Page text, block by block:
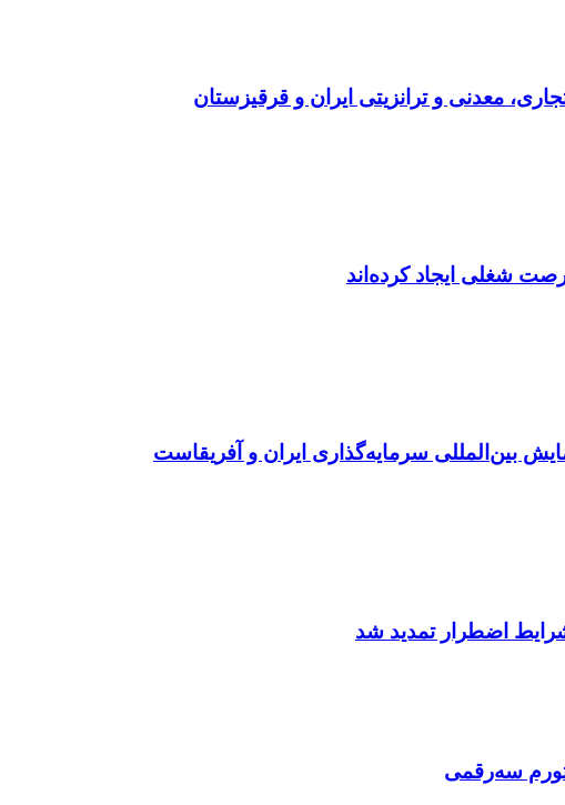
معدنی و ترانزیتی ایران و قرقیزستان
بین‌المللی سرمایه‌گذاری ایران و آفریقاست
اضطرار تمدید شد